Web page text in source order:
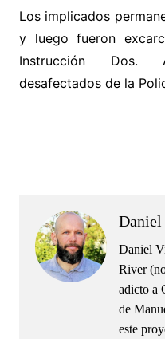
Los implicados
y luego fueron
Instrucción Dos.
desafectados de la
Daniel
River
adicto a
de
este